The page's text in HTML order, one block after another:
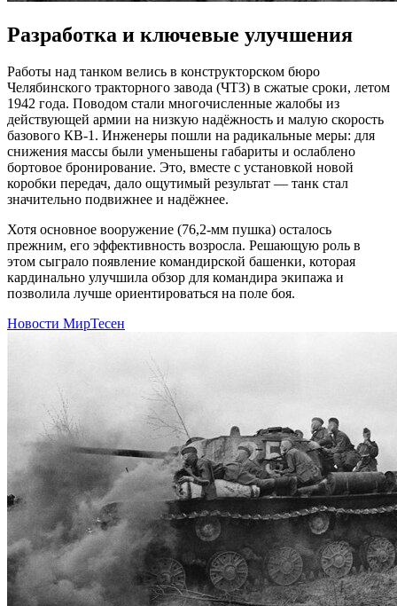
Разработка и ключевые улучшения
Работы над танком велись в конструкторском бюро
Челябинского тракторного завода (ЧТЗ) в сжатые сроки, летом
1942 года. Поводом стали многочисленные жалобы из
действующей армии на низкую надёжность и малую скорость
базового КВ-1. Инженеры пошли на радикальные меры: для
снижения массы были уменьшены габариты и ослаблено
бортовое бронирование. Это, вместе с установкой новой
коробки передач, дало ощутимый результат — танк стал
значительно подвижнее и надёжнее.
Хотя основное вооружение (76,2-мм пушка) осталось
прежним, его эффективность возросла. Решающую роль в
этом сыграло появление командирской башенки, которая
кардинально улучшила обзор для командира экипажа и
позволила лучше ориентироваться на поле боя.
Новости МирТесен